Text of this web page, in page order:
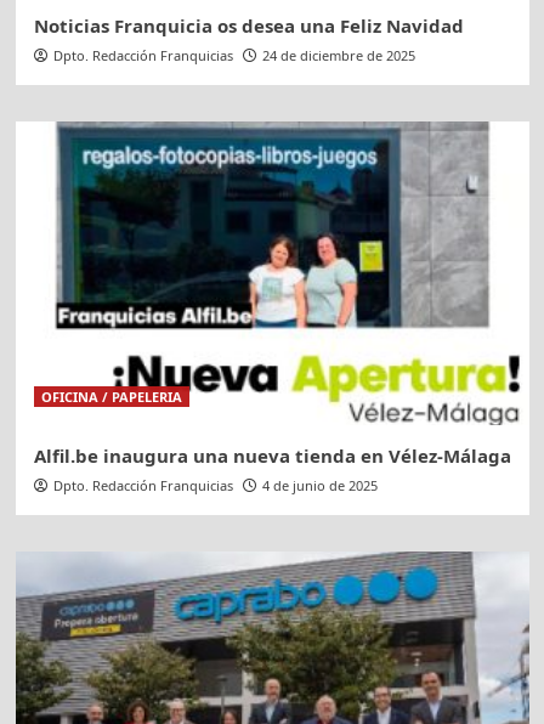
Noticias Franquicia os desea una Feliz Navidad
Dpto. Redacción Franquicias 24 de diciembre de 2025
OFICINA / PAPELERIA
Alfil.be inaugura una nueva tienda en Vélez-Málaga
Dpto. Redacción Franquicias 4 de junio de 2025